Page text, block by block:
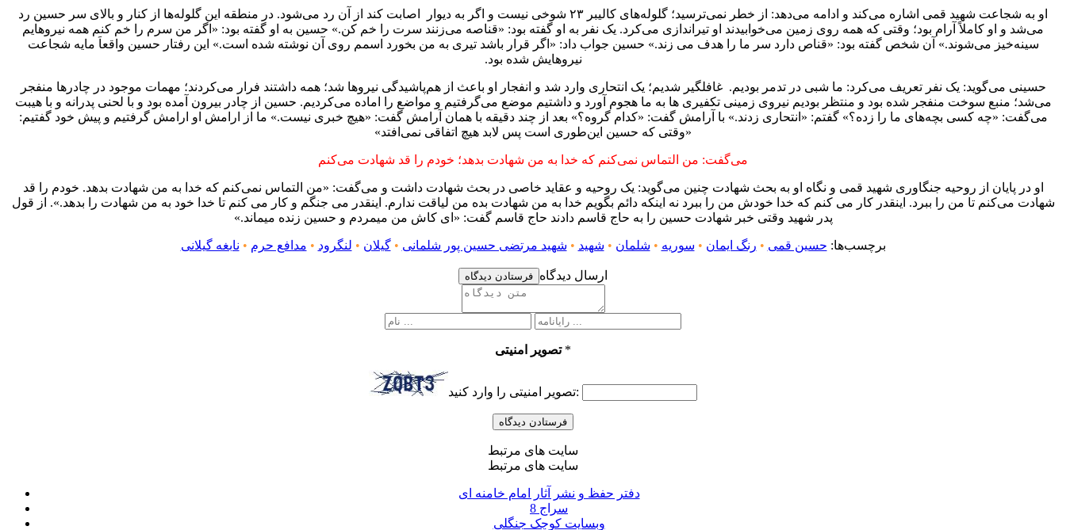
او به شجاعت شهید قمی اشاره می‌کند و ادامه می‌دهد: از خطر نمی‌ترسید؛ گلوله‌های کالیبر ۲۳ شوخی نیست و اگر به دیوار اصابت کند از آن رد می‌شود. در منطقه این گلوله‌ها از کنار و بالای سر حسین رد
می‌شد و او کاملاً آرام بود؛ وقتی که همه روی زمین می‌خوابیدند او تیراندازی می‌کرد. یک نفر به او گفته بود: «قناصه می‌زنند سرت را خم کن.» حسین به او گفته بود: «اگر من سرم را خم کنم همه نیروهایم
سینه‌خیز می‌شوند.» آن شخص گفته بود: «قناص دارد سر ما را هدف می زند.» حسین جواب داد: «اگر قرار باشد تیری به من بخورد اسمم روی آن نوشته شده است.» این رفتار حسین واقعاَ مایه شجاعت
نیروهایش شده بود.
حسینی می‌گوید: یک نفر تعریف می‌کرد: ما شبی در تدمر بودیم. غافلگیر شدیم؛ یک انتحاری وارد شد و انفجار او باعث از هم‌‌پاشیدگی نیروها شد؛ همه داشتند فرار می‌کردند؛ مهمات موجود در چادرها منفجر
می‌شد؛ منبع سوخت منفجر شده بود و منتظر بودیم نیروی زمینی تکفیری ها به ما هجوم آورد و داشتیم موضع می‌گرفتیم و مواضع را اماده می‌کردیم. حسین از چادر بیرون آمده بود و با لحنی پدرانه و با هیبت
می‌گفت: «چه کسی بچه‌های ما را زده؟» گفتم: «انتحاری زدند.» با آرامش گفت: «کدام گروه؟» بعد از چند دقیقه با همان آرامش گفت: «هیچ خبری نیست.» ما از ارامش او ارامش گرفتیم و پیش خود گفتیم:
«وقتی که حسین این‌طوری است پس لابد هیچ اتفاقی نمی‌افتد»
می‌گفت: من التماس نمی‌کنم که خدا به من شهادت بدهد؛ خودم را قد شهادت می‌کنم
او در پایان از روحیه جنگاوری شهید قمی و نگاه او به بحث شهادت چنین می‌گوید: یک روحیه و عقاید خاصی در بحث شهادت داشت و می‌گفت: «من التماس نمی‌کنم که خدا به من شهادت بدهد. خودم را قد
شهادت می‌کنم تا من را ببرد. اینقدر کار می کنم که خدا خودش من را ببرد نه اینکه دائم بگویم خدا به من شهادت بده من لیاقت ندارم. اینقدر می جنگم و کار می کنم تا خدا خود به من شهادت را بدهد.». از قول
پدر شهید وقتی خبر شهادت حسین را به حاج قاسم دادند حاج قاسم گفت: «ای کاش من میمردم و حسین زنده میماند.»
برچسب‌ها: حسین قمی • رنگ ایمان • سوریه • شلمان • شهید • شهید مرتضی حسین پور شلمانی •گیلان • لنگرود • مدافع حرم • نابغه گیلانی
فرستادن دیدگاه ارسال دیدگاه
تصویر امنیتی *
تصویر امنیتی را وارد کنید:
سایت های مرتبط
سایت های مرتبط
دفتر حفظ و نشر آثار امام خامنه ای
سراج 8
وبسایت کوچک جنگلی